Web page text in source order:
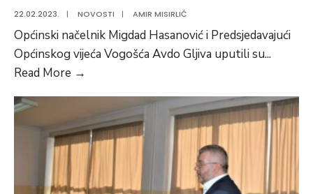
radionica
u
2023.
22.02.2023. | NOVOSTI | AMIR MISIRLIĆ
Općinski načelnik Migdad Hasanović i Predsjedavajući
Općinskog vijeća Vogošća Avdo Gljiva uputili su...
Read More →
Dan
reintegracije
dijela
Općine
Vogošća